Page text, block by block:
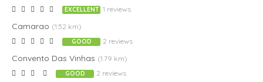
EXCELLENT 1 reviews
Camarao (1.52 km)
GOOD 2 reviews
Convento Das Vinhas (1.79 km)
GOOD 2 reviews